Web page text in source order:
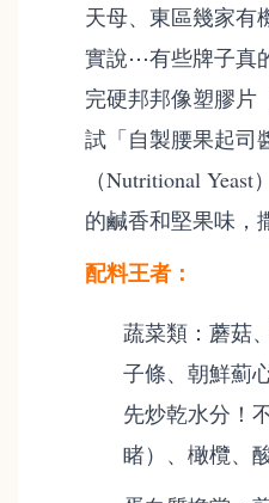
天母、東區幾家有
實說⋯有些牌子真
完硬邦邦像塑膠片
試「自製腰果起司
（Nutritional
的鹹香和堅果味，
配料王者：
蔬菜類：蘑菇
子條、朝鮮薊
先炒乾水分！
睹）、橄欖、酸